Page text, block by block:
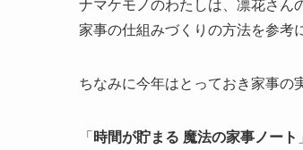
ナマケモノのわたしは、凛花さん
家事の仕組みづくりの方法を参考
ちなみに今年はとっておき家事の
「 時間が貯まる 魔法の家事ノート